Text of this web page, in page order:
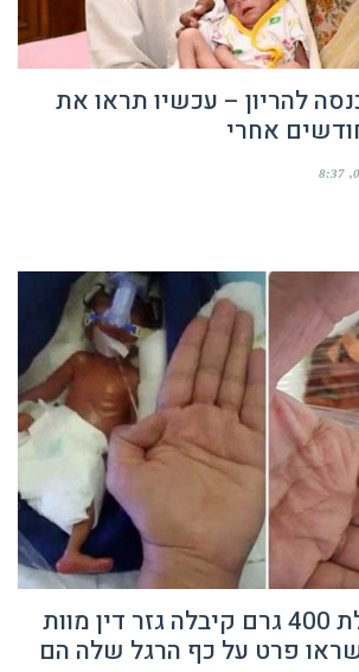
בת 72 נכנסה להריון – עכשיו תראו את
8:37
תינוקת ששוקלת 400 גרם קיבלה גזר דין מוות
פרט על כף הרגל שלה הם